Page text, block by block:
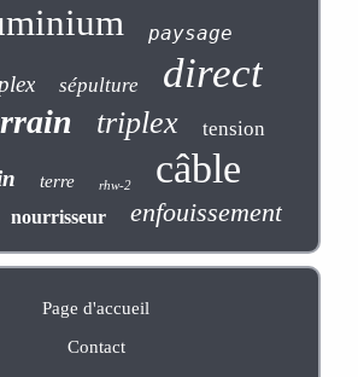
paysage
sépulture direct
triplex tension
terre rhw-2 câble
nourrisseur enfouissement
Page d'accueil
Contact